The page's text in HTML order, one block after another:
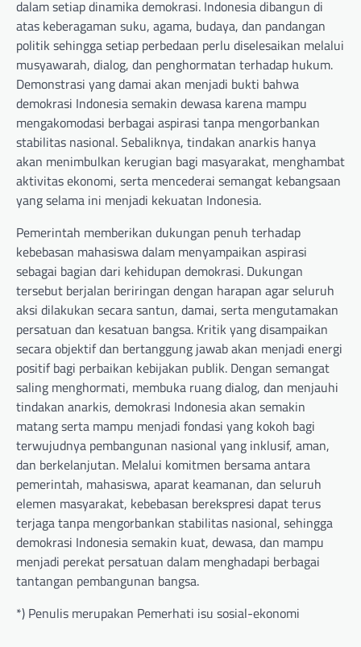
dalam setiap dinamika demokrasi. Indonesia dibangun di
atas keberagaman suku, agama, budaya, dan pandangan
politik sehingga setiap perbedaan perlu diselesaikan melalui
musyawarah, dialog, dan penghormatan terhadap hukum.
Demonstrasi yang damai akan menjadi bukti bahwa
demokrasi Indonesia semakin dewasa karena mampu
mengakomodasi berbagai aspirasi tanpa mengorbankan
stabilitas nasional. Sebaliknya, tindakan anarkis hanya
akan menimbulkan kerugian bagi masyarakat, menghambat
aktivitas ekonomi, serta mencederai semangat kebangsaan
yang selama ini menjadi kekuatan Indonesia.
Pemerintah memberikan dukungan penuh terhadap
kebebasan mahasiswa dalam menyampaikan aspirasi
sebagai bagian dari kehidupan demokrasi. Dukungan
tersebut berjalan beriringan dengan harapan agar seluruh
aksi dilakukan secara santun, damai, serta mengutamakan
persatuan dan kesatuan bangsa. Kritik yang disampaikan
secara objektif dan bertanggung jawab akan menjadi energi
positif bagi perbaikan kebijakan publik. Dengan semangat
saling menghormati, membuka ruang dialog, dan menjauhi
tindakan anarkis, demokrasi Indonesia akan semakin
matang serta mampu menjadi fondasi yang kokoh bagi
terwujudnya pembangunan nasional yang inklusif, aman,
dan berkelanjutan. Melalui komitmen bersama antara
pemerintah, mahasiswa, aparat keamanan, dan seluruh
elemen masyarakat, kebebasan berekspresi dapat terus
terjaga tanpa mengorbankan stabilitas nasional, sehingga
demokrasi Indonesia semakin kuat, dewasa, dan mampu
menjadi perekat persatuan dalam menghadapi berbagai
tantangan pembangunan bangsa.
*) Penulis merupakan Pemerhati isu sosial-ekonomi